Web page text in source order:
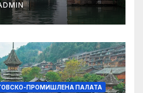
ПРОМИШЛЕНА ПАЛАТА